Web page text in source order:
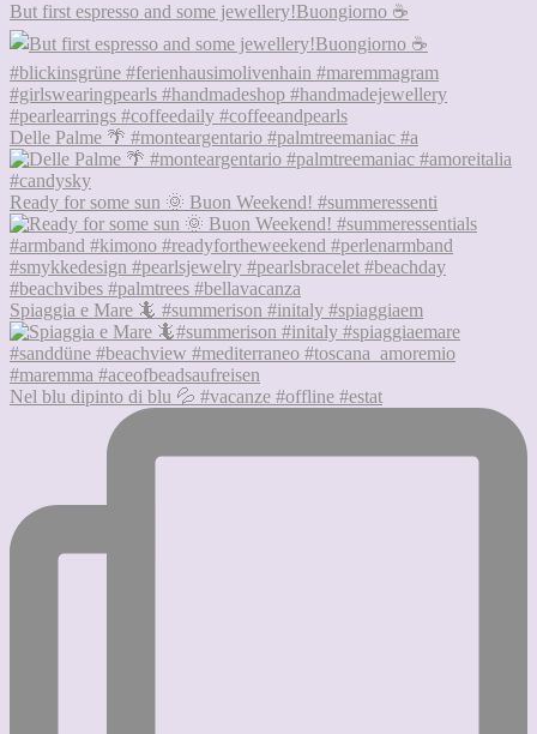
But first espresso and some jewellery!Buongiorno ☕
Delle Palme 🌴 #monteargentario #palmtreemaniac #a
Ready for some sun 🌞 Buon Weekend! #summeressenti
Spiaggia e Mare 🦎 #summerison #initaly #spiaggiaem
Nel blu dipinto di blu 💦 #vacanze #offline #estat